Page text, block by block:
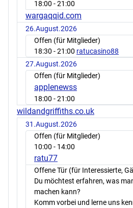
18:00 - 21:00
wargaqqid.com
26.August.2026
Offen (für Mitglieder)
18:30 - 21:00 ratucasino88
27.August.2026
Offen (für Mitglieder)
applenewss
18:00 - 21:00
wildandgriffiths.co.uk
31.August.2026
Offen (für Mitglieder)
10:00 - 14:00
ratu77
Offene Tür (für Interessierte,
Du möchtest erfahren, was
machen kann?
Komm vorbei und lerne uns